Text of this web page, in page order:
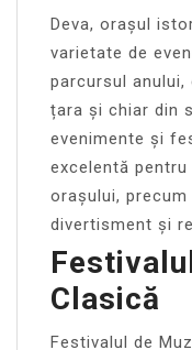
Deva, orașul
varietate de
parcursul
țara și chiar din
evenimente și
excelentă
orașului,
divertisment și
Clasică
Festivalul de